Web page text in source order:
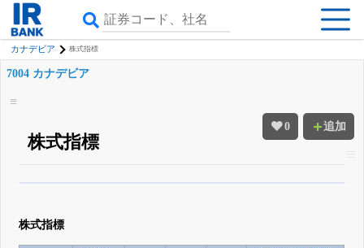
カナデビア 株式指標
0 追加
7004 カナデビア
株式指標
登録すると永久30%OFFと米株版の先行利用も付きます
株式指標